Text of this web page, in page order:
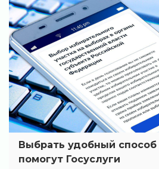
Выбрать удобный способ
помогут Госуслуги